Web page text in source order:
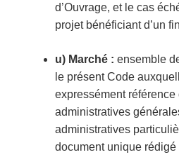
d’Ouvrage, et le cas
projet bénéficiant d’un
u) Marché : ensemble
le présent Code
expressément
administratives
administratives
document unique